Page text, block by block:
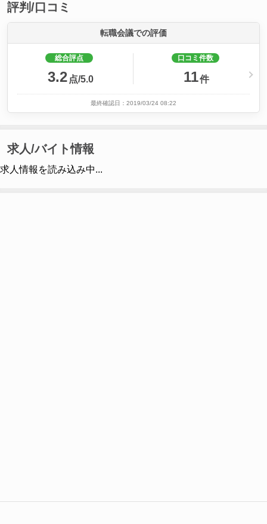
評判/口コミ
転職会議での評価
総合評点
3.2 点/5.0
口コミ件数
11件
最終確認日：2019/03/24 08:22
求人/バイト情報
求人情報を読み込み中...